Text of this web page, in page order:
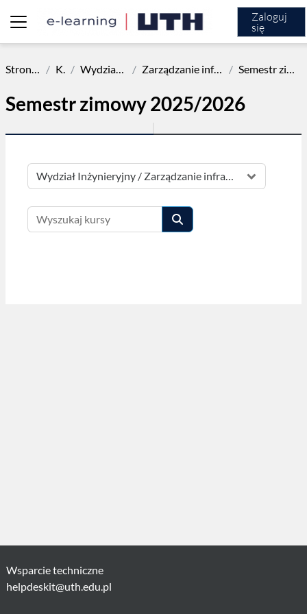
Zaloguj
się
Strona główna Kursy Wydział Inżynieryjny Zarządzanie infrastrukturą sieciową Semestr zimowy 2025/2026
Semestr zimowy 2025/2026
Kategorie kursów
Wyszukaj kursy
Wyszukaj kursy
Wsparcie techniczne
helpdeskit@uth.edu.pl